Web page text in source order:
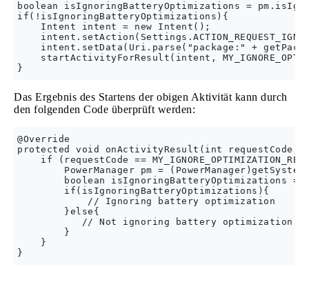
boolean isIgnoringBatteryOptimizations =
if(!isIgnoringBatteryOptimizations){
    Intent intent = new Intent();
intent.setData(Uri.parse("package:" +
startActivityForResult(intent,
Das Ergebnis des Startens der obigen Aktivität kann durch
den folgenden Code überprüft werden:
@Override
protected void onActivityResult(int
if (requestCode ==
PowerManager pm =
boolean isIgnoringBatteryOptimizations =
        if(isIgnoringBatteryOptimizations){
            // Ignoring battery optimization
        }else{
           // Not ignoring battery optimization
        }
    }